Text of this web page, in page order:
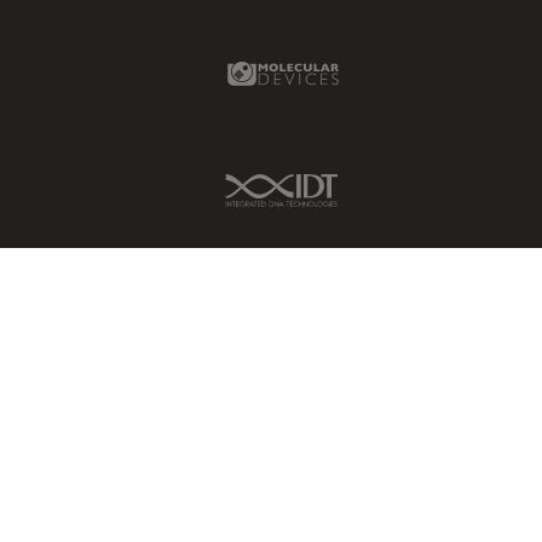
Molecular Devices Link
IDT Link